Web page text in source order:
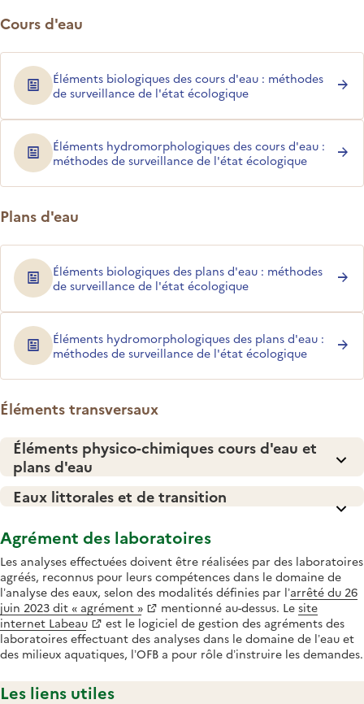
Cours d'eau
Éléments biologiques des cours d'eau : méthodes
de surveillance de l'état écologique
Éléments hydromorphologiques des cours d'eau :
méthodes de surveillance de l'état écologique
Plans d'eau
Éléments biologiques des plans d'eau : méthodes
de surveillance de l'état écologique
Éléments hydromorphologiques des plans d'eau :
méthodes de surveillance de l'état écologique
Éléments transversaux
Éléments physico-chimiques cours d'eau et
plans d'eau
Eaux littorales et de transition
Agrément des laboratoires
Les analyses effectuées doivent être réalisées par des laboratoires
agréés, reconnus pour leurs compétences dans le domaine de
l’analyse des eaux, selon des modalités définies par l’arrêté du 26
juin 2023 dit « agrément »
mentionné au-dessus. Le site
internet Labeau
est le logiciel de gestion des agréments des
laboratoires effectuant des analyses dans le domaine de l’eau et
des milieux aquatiques, l’OFB a pour rôle d’instruire les demandes.
Les liens utiles